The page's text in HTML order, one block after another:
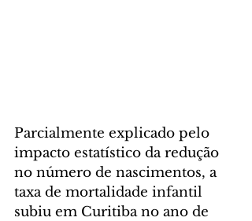
Parcialmente explicado pelo
impacto estatístico da redução
no número de nascimentos, a
taxa de mortalidade infantil
subiu em Curitiba no ano de